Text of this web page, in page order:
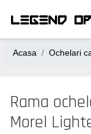
Acasa Ochelari
Rama
Morel